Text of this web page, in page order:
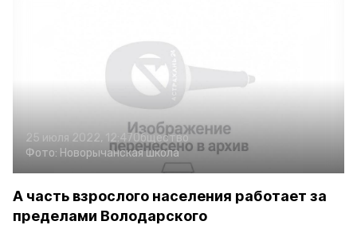
25 июля 2022, 12:47Общество
Фото: Новорычанская школа
А часть взрослого населения работает за
пределами Володарского